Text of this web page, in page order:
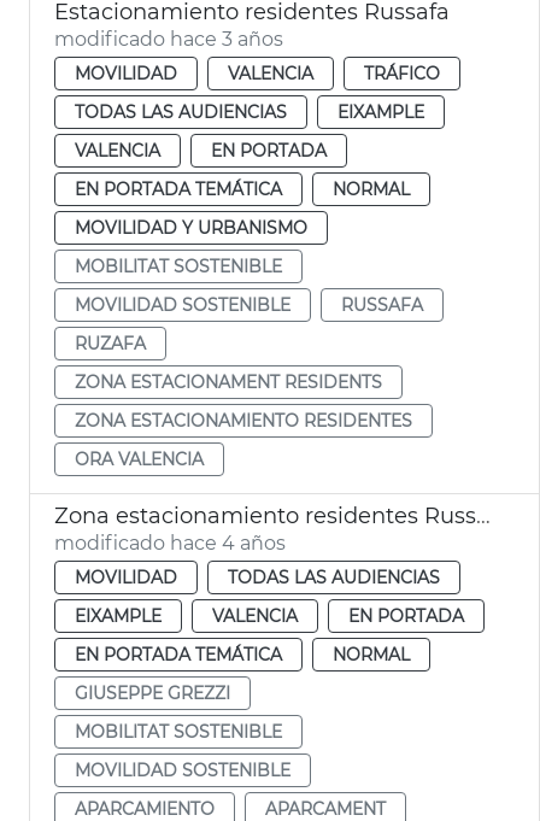
Estacionamiento residentes Russafa
modificado hace 3 años
MOVILIDAD VALENCIA
TRÁFICO
TODAS LAS AUDIENCIAS
EIXAMPLE
VALENCIA
EN PORTADA
EN PORTADA TEMÁTICA
NORMAL
MOVILIDAD Y URBANISMO
MOBILITAT SOSTENIBLE
MOVILIDAD SOSTENIBLE
RUSSAFA
RUZAFA
ZONA ESTACIONAMENT RESIDENTS
ZONA ESTACIONAMIENTO RESIDENTES
ORA VALENCIA
Zona estacionamiento residentes Russafa
modificado hace 4 años
MOVILIDAD
TODAS LAS AUDIENCIAS
EIXAMPLE
VALENCIA
EN PORTADA
EN PORTADA TEMÁTICA
NORMAL
GIUSEPPE GREZZI
MOBILITAT SOSTENIBLE
MOVILIDAD SOSTENIBLE
APARCAMIENTO
APARCAMENT